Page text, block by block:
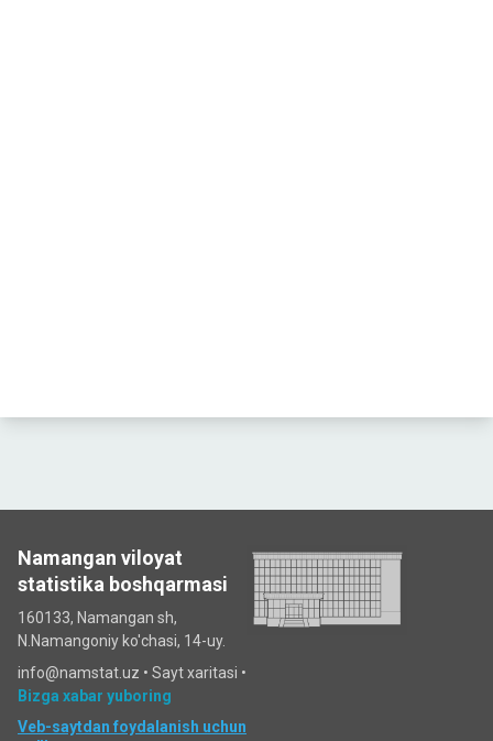
Namangan viloyat
statistika boshqarmasi
160133, Namangan sh,
N.Namangoniy ko'chasi, 14-uy.
info@namstat.uz • Sayt xaritasi •
Bizga xabar yuboring
Veb-saytdan foydalanish uchun